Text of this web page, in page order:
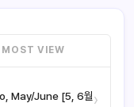
MOST VIEW
May/June [5, 6월›